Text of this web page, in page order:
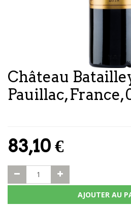
Château
Pauillac, France,
83,10€
AJOUTER AU